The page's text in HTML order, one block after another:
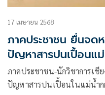
17 เมษายน 2568
ภาคประชาชน ยื่นจด
ปัญหาสารปนเปื้อนแ
ภาคประชาชน-นักวิชาการเชี
ปัญหาสารปนเปื้อนในแม่น้ำ